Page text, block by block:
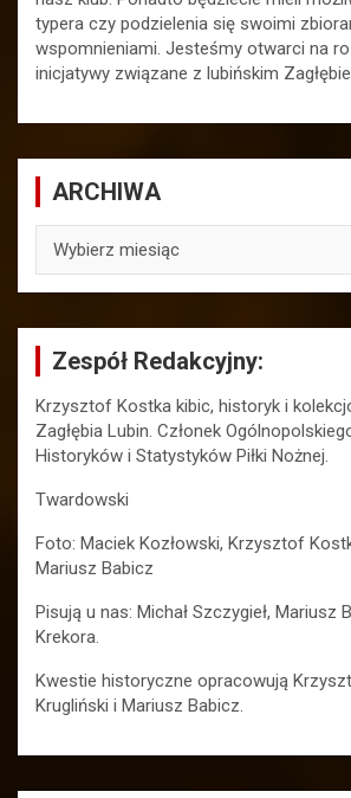
typera czy podzielenia się swoimi
wspomnieniami. Jesteśmy otwarci na
inicjatywy związane z lubińskim
ARCHIWA
Zespół Redakcyjny:
Krzysztof Kostka kibic, historyk i
Zagłębia Lubin. Członek
Historyków i Statystyków Piłki Nożnej.
Twardowski
Foto: Maciek Kozłowski, Krzysztof
Mariusz Babicz
Pisują u nas: Michał Szczygieł, Mariusz
Krekora.
Kwestie historyczne opracowują
Krugliński i Mariusz Babicz.